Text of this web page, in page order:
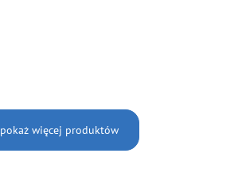
pokaż więcej produktów